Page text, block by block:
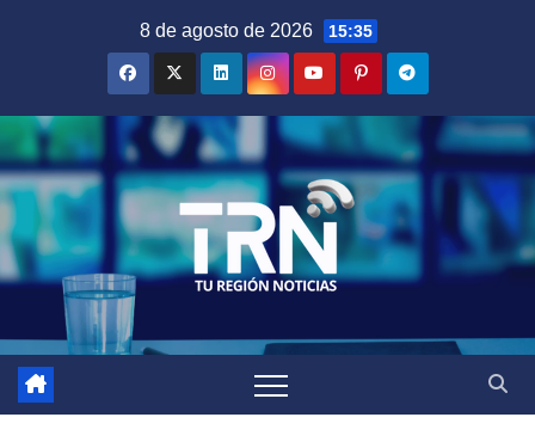
8 de agosto de 2026 15:35